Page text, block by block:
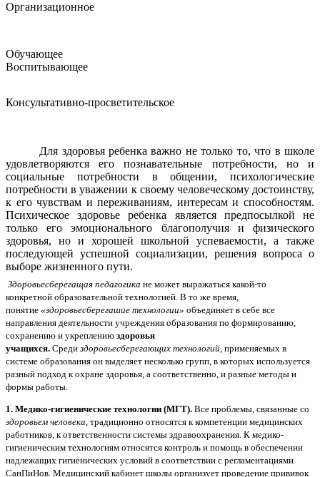
Организационное
Обучающее
Воспитывающее
Консультативно-просветительское
Для здоровья ребенка важно не только то, что в школе
удовлетворяются его познавательные потребности, но и
социальные потребности в общении, психологические
потребности в уважении к своему человеческому достоинству,
к его чувствам и переживаниям, интересам и способностям.
Психическое здоровье ребенка является предпосылкой не
только его эмоционального благополучия и физического
здоровья, но и хорошей школьной успеваемости, а также
последующей успешной социализации, решения вопроса о
выборе жизненного пути.
Здоровьесберегащая педагогика не может выражаться какой-то
конкретной образовательной технологией. В то же время,
понятие «здоровьесберегашие технологии» объединяет в себе все
направления деятельности учреждения образования по формированию,
сохранению и укреплению здоровья
учащихся. Среди здоровьесберегающих технологий, применяемых в
системе образования он выделяет несколько групп, в которых используется
разный подход к охране здоровья, а соответственно, и разные методы и
формы работы.
1. Медико-гигиенические технологии (МГТ). Все проблемы, связанные со
здоровьем человека, традиционно относятся к компетенции медицинских
работников, к ответственности системы здравоохранения. К медико-
гигиеническим технологиям относятся контроль и помощь в обеспечении
надлежащих гигиенических условий в соответствии с регламентациями
СанПиНов. Медицинский кабинет школы организует проведение прививок